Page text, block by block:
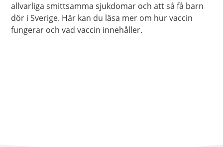
allvarliga smittsamma sjukdomar och att så få barn
dör i Sverige. Här kan du läsa mer om hur vaccin
fungerar och vad vaccin innehåller.